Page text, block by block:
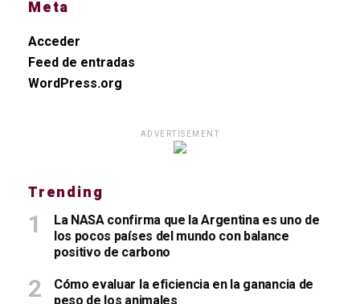
Meta
Acceder
Feed de entradas
WordPress.org
ADVERTISEMENT
Trending
La NASA confirma que la Argentina es uno de
los pocos países del mundo con balance
positivo de carbono
Cómo evaluar la eficiencia en la ganancia de